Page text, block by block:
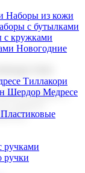
Наборы из кожи
с бутылками
с кружками
Новогодние
Тиллакори
Шердор Медресе
Пластиковые
ручками
ручки
подарков и
найдете